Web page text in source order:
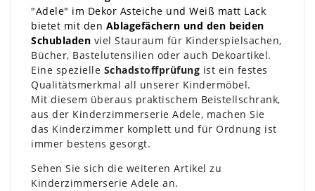
"Adele" im Dekor Asteiche und Weiß matt Lack
bietet mit den Ablagefächern und den beiden
Schubladen viel Stauraum für Kinderspielsachen,
Bücher, Bastelutensilien oder auch Dekoartikel.
Eine spezielle Schadstoffprüfung ist ein festes
Qualitätsmerkmal all unserer Kindermöbel.
Mit diesem überaus praktischem Beistellschrank,
aus der Kinderzimmerserie Adele, machen Sie
das Kinderzimmer komplett und für Ordnung ist
immer bestens gesorgt.
Sehen Sie sich die weiteren Artikel zu
Kinderzimmerserie Adele an.